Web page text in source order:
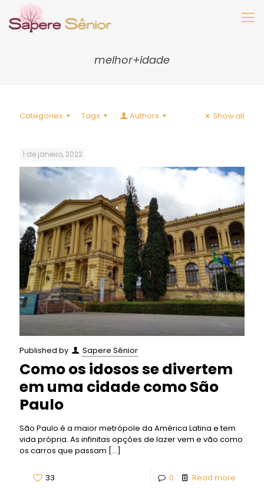
melhor+idade
Categories Tags Authors Show all
1 de janeiro, 2022
Published by Sapere Sênior
Como os idosos se divertem
em uma cidade como São
Paulo
São Paulo é a maior metrópole da América Latina e tem
vida própria. As infinitas opções de lazer vem e vão como
os carros que passam […]
33 0 Read more